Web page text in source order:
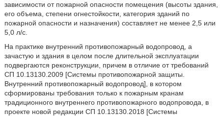
зависимости от пожарной опасности помещения (высоты здания,
его объема, степени огнестойкости, категория зданий по
пожарной опасности и назначения) составляет не менее 2,5 или
5,0 л/с.
На практике внутренний противопожарный водопровод, а
зачастую и здания в целом после длительной эксплуатации
подвергаются реконструкции, причем в отличие от требований
СП 10.13130.2009 [Системы противопожарной защиты.
Внутренний противопожарный водопровод], в котором
сформированы требования только к пожарным кранам
традиционного внутреннего противопожарного водопровода, в
проекте новой редакции СП 10.13130.2018 [Системы